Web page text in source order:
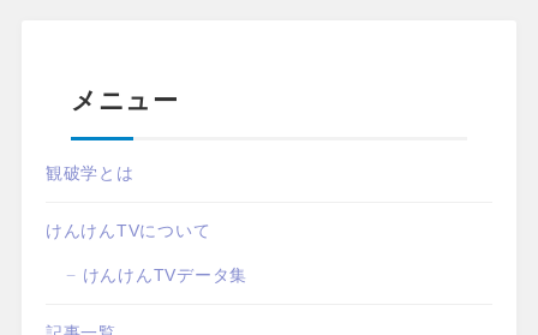
メニュー
観破学とは
けんけんTVについて
けんけんTVデータ集